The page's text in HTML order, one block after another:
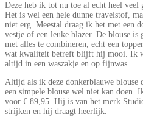
Deze heb ik tot nu toe al echt heel veel
Het is wel een hele dunne travelstof,
niet erg. Meestal draag ik het met een
vestje of een leuke blazer. De blouse is
met alles te combineren, echt een
wat kwaliteit betreft blijft hij mooi. Ik
altijd in een waszakje en op fijnwas.
Altijd als ik deze donkerblauwe blouse
een simpele blouse wel niet kan doen.
voor € 89,95. Hij is van het merk
strijken en hij draagt heerlijk.